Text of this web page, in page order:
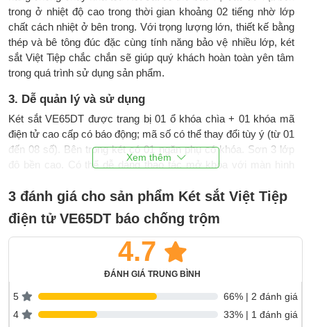
trong ở nhiệt độ cao trong thời gian khoảng 02 tiếng nhờ lớp
chất cách nhiệt ở bên trong. Với trọng lượng lớn, thiết kế bằng
thép và bê tông đúc đặc cùng tính năng bảo vệ nhiều lớp, két
sắt Việt Tiệp chắc chắn sẽ giúp quý khách hoàn toàn yên tâm
trong quá trình sử dụng sản phẩm.
3. Dễ quản lý và sử dụng
Két sắt VE65DT được trang bị 01 ổ khóa chìa + 01 khóa mã
điện tử cao cấp có báo động; mã số có thể thay đổi tùy ý (từ 01
đến 08 số). Bên trong két có 01 ngăn phụ có khóa. Sơn 3 lớp
độ bền cao. Có thể dễ dàng thao tác mở khóa với màn hình
Có 2 cách để mở két sắt điện tử Việt Tiệp. Thứ nhất là chúng
ta nhập đúng mật khẩu và dùng chìa khóa kết hợp cùng lúc để
mở két. Thứ hai là chúng ta dùng chìa khóa và 1 chìa khóa dự
phòng để mở két không qua bảng điều khiển, cách này dùng
khi chúng ta quên mật khẩu hoặc bảng điện tử hết pin.
Ngoài ra VE65DT cũng hỗ trợ mở két trong bóng tối: có màn
hình phát sáng khi kích hoạt. Bảng điện tử có thể đặt được
3 đánh giá cho sản phẩm Két sắt Việt Tiệp
điện tử VE65DT báo chống trộm
4.7
ĐÁNH GIÁ TRUNG BÌNH
5
66% | 2 đánh giá
4
33% | 1 đánh giá